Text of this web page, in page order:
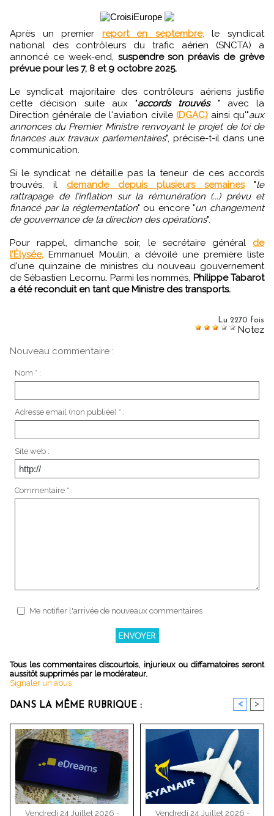
Après un premier report en septembre,le syndicat
national des contrôleurs du trafic aérien (SNCTA) a
annoncé ce week-end, suspendre son préavis de grève
prévue pour les 7, 8 et 9 octobre 2025.
Le syndicat majoritaire des contrôleurs aériens justifie
cette décision suite aux "accords trouvés" avec la
Direction générale de l'aviation civile (DGAC)ainsi qu'"aux
annonces du Premier Ministre renvoyant le projet de loi de
finances aux travaux parlementaires", précise-t-il dans une
communication.
Si le syndicat ne détaille pas la teneur de ces accords
trouvés, il demande depuis plusieurs semaines"le
rattrapage de l’inflation sur la rémunération (...) prévu et
financé par la réglementation" ou encore "un changement
de gouvernance de la direction des opérations".
Pour rappel, dimanche soir, le secrétaire général de
l’Élysée, Emmanuel Moulin, a dévoilé une première liste
d'une quinzaine de ministres du nouveau gouvernement
de Sébastien Lecornu. Parmi les nommés, Philippe Tabarot
a été reconduit en tant que Ministre des transports.
Lu 2270 fois
Notez
Nouveau commentaire :
Nom * :
Adresse email (non publiée) * :
Site web :
Commentaire * :
Me notifier l'arrivée de nouveaux commentaires
Tous les commentaires discourtois, injurieux ou diffamatoires seront
aussitôt supprimés par le modérateur.
Signaler un abus
DANS LA MÊME RUBRIQUE : < >
Vendredi 24 Juillet 2026 - Vendredi 24 Juillet 2026 -